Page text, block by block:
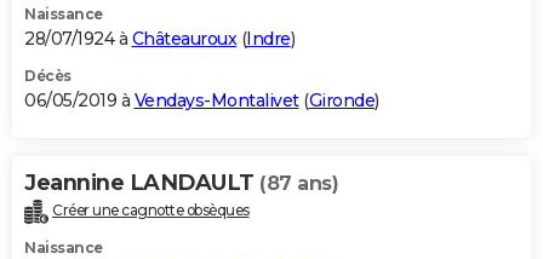
Naissance
28/07/1924 à Châteauroux(Indre)
Décès
06/05/2019 à Vendays-Montalivet(Gironde)
Jeannine LANDAULT (87 ans)
Créer une cagnotte obsèques
Naissance